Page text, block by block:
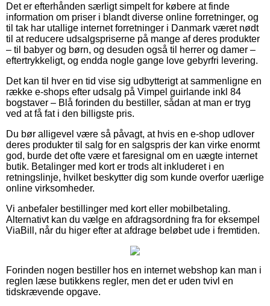
Det er efterhånden særligt simpelt for købere at finde
information om priser i blandt diverse online forretninger, og
til tak har utallige internet forretninger i Danmark været nødt
til at reducere udsalgspriserne på mange af deres produkter
– til babyer og børn, og desuden også til herrer og damer –
eftertrykkeligt, og endda nogle gange love gebyrfri levering.
Det kan til hver en tid vise sig udbytterigt at sammenligne en
række e-shops efter udsalg på Vimpel guirlande inkl 84
bogstaver – Blå forinden du bestiller, sådan at man er tryg
ved at få fat i den billigste pris.
Du bør alligevel være så påvagt, at hvis en e-shop udlover
deres produkter til salg for en salgspris der kan virke enormt
god, burde det ofte være et faresignal om en uægte internet
butik. Betalinger med kort er trods alt inkluderet i en
retningslinje, hvilket beskytter dig som kunde overfor uærlige
online virksomheder.
Vi anbefaler bestillinger med kort eller mobilbetaling.
Alternativt kan du vælge en afdragsordning fra for eksempel
ViaBill, når du higer efter at afdrage beløbet ude i fremtiden.
Forinden nogen bestiller hos en internet webshop kan man i
reglen læse butikkens regler, men det er uden tvivl en
tidskrævende opgave.